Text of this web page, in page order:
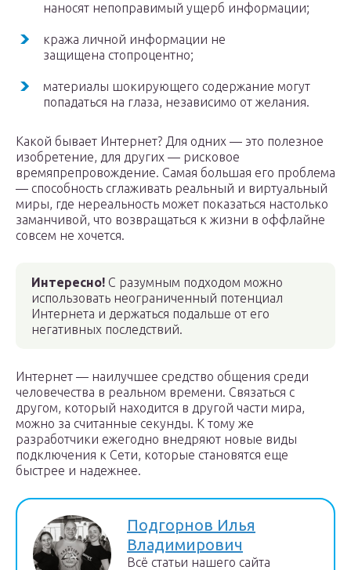
наносят непоправимый ущерб информации;
кража личной информации не
защищена стопроцентно;
материалы шокирующего содержание могут
попадаться на глаза, независимо от желания.
Какой бывает Интернет? Для одних — это полезное
изобретение, для других — рисковое
времяпрепровождение. Самая большая его проблема
— способность сглаживать реальный и виртуальный
миры, где нереальность может показаться настолько
заманчивой, что возвращаться к жизни в оффлайне
совсем не хочется.
Интересно! С разумным подходом можно
использовать неограниченный потенциал
Интернета и держаться подальше от его
негативных последствий.
Интернет — наилучшее средство общения среди
человечества в реальном времени. Связаться с
другом, который находится в другой части мира,
можно за считанные секунды. К тому же
разработчики ежегодно внедряют новые виды
подключения к Сети, которые становятся еще
быстрее и надежнее.
Подгорнов Илья
Владимирович
Всё статьи нашего сайта